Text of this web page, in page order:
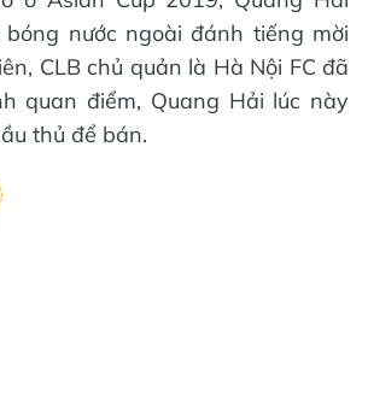
nước ngoài đánh tiếng mời
CLB chủ quản là Hà Nội FC đã
quan điểm, Quang Hải lúc này
thủ để bán.